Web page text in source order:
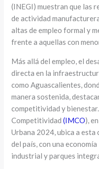
(INEGI) muestran que las
de actividad
altas de empleo formal y
frente a aquellas con
Más allá del empleo, el
directa en la
como Aguascalientes,
manera sostenida,
competitividad y
Competitividad(IMCO),
Urbana 2024, ubica a esta
del país, con una
industrial y parques